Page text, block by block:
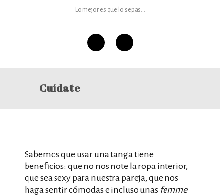
Lo mejor es que lo sepas...
Cuídate
Sabemos que usar una tanga tiene
beneficios: que no nos note la ropa interior,
que sea sexy para nuestra pareja, que nos
haga sentir cómodas e incluso unas femme